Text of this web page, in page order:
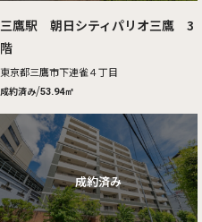
三鷹駅 朝日シティパリオ三鷹 3
階
東京都三鷹市下連雀４丁目
成約済み/53.94㎡